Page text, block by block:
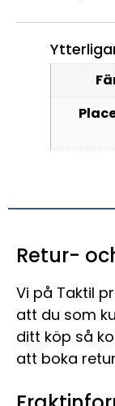
Retur-
Vi på Taktil
att du som
ditt köp så
att boka retur